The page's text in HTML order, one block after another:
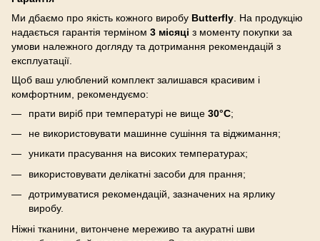
Ми дбаємо про якість кожного виробу Butterfly . На продукцію
надається гарантія терміном 3 місяці з моменту покупки за
умови належного догляду та дотримання рекомендацій з
експлуатації.
Щоб ваш улюблений комплект залишався красивим і
комфортним, рекомендуємо:
прати виріб при температурі не вище 30°C;
не використовувати машинне сушіння та віджимання;
уникати прасування на високих температурах;
використовувати делікатні засоби для прання;
дотримуватися рекомендацій, зазначених на ярлику
виробу.
Ніжні тканини, витончене мереживо та акуратні шви